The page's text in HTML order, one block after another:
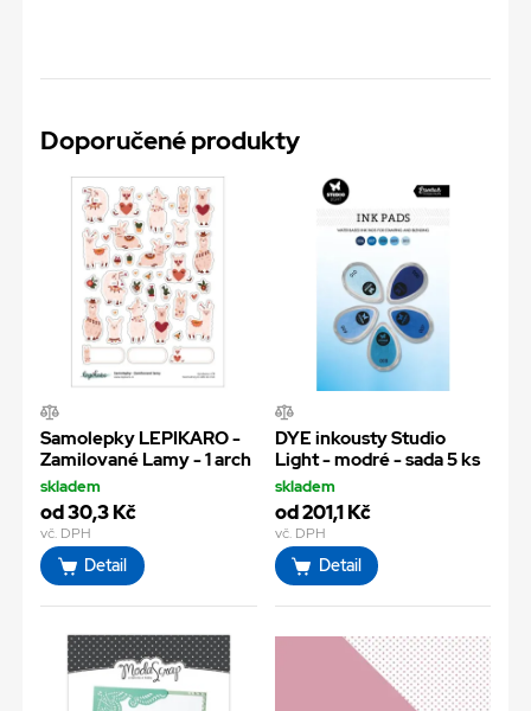
Doporučené produkty
Samolepky LEPIKARO -
Zamilované Lamy - 1 arch
skladem
od 30,3 Kč
vč. DPH
Detail
DYE inkousty Studio
Light - modré - sada 5 ks
skladem
od 201,1 Kč
vč. DPH
Detail